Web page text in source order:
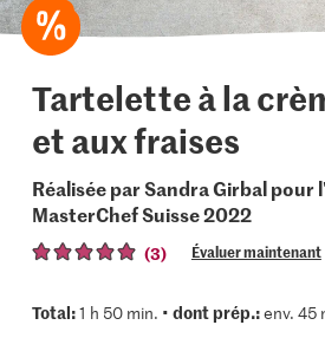
Tartelette à la
et aux fraises
Réalisée par Sandra Girbal pour
MasterChef Suisse 2022
(3) Évaluer maintenant
Total:1 h 50 min. • dont prép.:env. 45